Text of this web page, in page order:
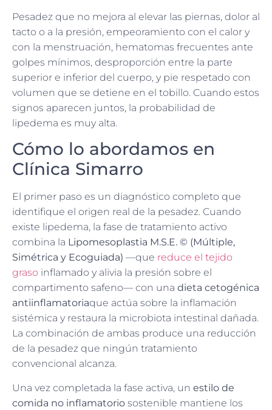
Pesadez que no mejora al elevar las piernas, dolor al
tacto o a la presión, empeoramiento con el calor y
con la menstruación, hematomas frecuentes ante
golpes mínimos, desproporción entre la parte
superior e inferior del cuerpo, y pie respetado con
volumen que se detiene en el tobillo. Cuando estos
signos aparecen juntos, la probabilidad de
lipedema es muy alta.
Cómo lo abordamos en
Clínica Simarro
El primer paso es un diagnóstico completo que
identifique el origen real de la pesadez. Cuando
existe lipedema, la fase de tratamiento activo
combina la Lipomesoplastia M.S.E. © (Múltiple,
Simétrica y Ecoguiada) —que reduce el tejido
graso inflamado y alivia la presión sobre el
compartimento safeno— con una dieta cetogénica
antiinflamatoriaque actúa sobre la inflamación
sistémica y restaura la microbiota intestinal dañada.
La combinación de ambas produce una reducción
de la pesadez que ningún tratamiento
convencional alcanza.
Una vez completada la fase activa, un estilo de
comida no inflamatorio sostenible mantiene los